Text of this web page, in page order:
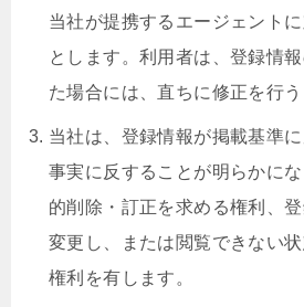
当社が提携するエージェント
とします。利用者は、登録情
た場合には、直ちに修正を行う
当社は、登録情報が掲載基準
事実に反することが明らかに
的削除・訂正を求める権利、
変更し、または閲覧できない
権利を有します。